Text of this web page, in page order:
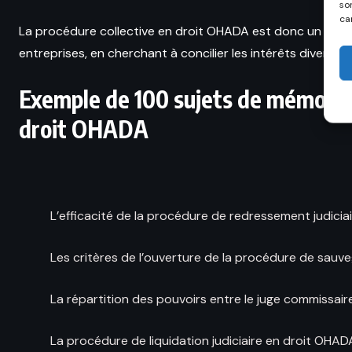
La procédure collective en droit OHADA est donc un
entreprises, en cherchant à concilier les intérêts
Exemple de 100 sujets de
droit OHADA
L’efficacité de la procédure de redressement
Les critères de l’ouverture de la procédure de
La répartition des pouvoirs entre le juge
La procédure de liquidation judiciaire en droit
DROIT PÉNAL